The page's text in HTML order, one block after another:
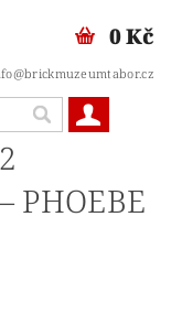
0 Kč
PHOEBE